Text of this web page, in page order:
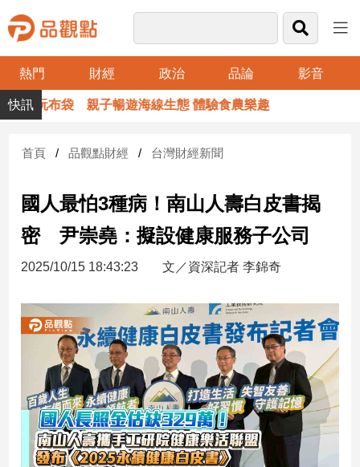
熱門 財經 政治 品論 影音
品
觀
財
台
灣
財
新
產
經/
地
布袋 親子暢遊海線生態 體驗食農樂趣
首頁 品觀點財經 台灣財經新聞
國人最怕3種病！南山人壽白皮書揭
密 尹崇堯：擬設健康服務子公司
2025/10/15 18:43:23 文／資深記者 李錦奇